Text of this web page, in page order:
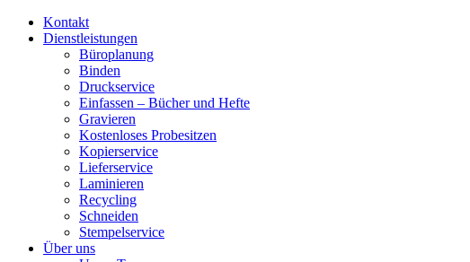
Kontakt
Dienstleistungen
Büroplanung
Binden
Druckservice
Einfassen – Bücher und Hefte
Gravieren
Kostenloses Probesitzen
Kopierservice
Lieferservice
Laminieren
Recycling
Schneiden
Stempelservice
Über uns